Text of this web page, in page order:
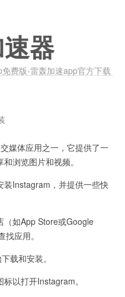
器
费版-雷轰加速app官方下载
体应用之一，它提供了一
浏览图片和视频。
Instagram，并提供一些快
如App Store或Google
应用。
载和安装。
以打开Instagram。